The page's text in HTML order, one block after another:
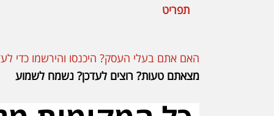
תפריט
האם אתם בעלי העסק? היכנסו והירשמו כדי
מצאתם טעות? רוצים לעדכן? נשמח לשמוע